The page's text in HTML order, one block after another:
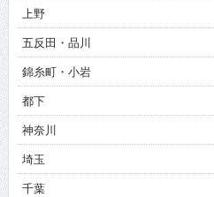
上野
五反田・品川
錦糸町・小岩
都下
神奈川
埼玉
千葉